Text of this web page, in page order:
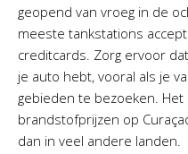
geopend van vroeg in de
meeste tankstations
creditcards. Zorg ervoor
je auto hebt, vooral als je
gebieden te bezoeken.
brandstofprijzen op
dan in veel andere landen.